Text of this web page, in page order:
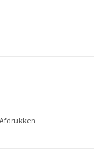
Afdrukken